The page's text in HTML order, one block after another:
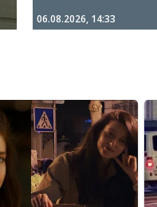
06.08.2026, 14:33